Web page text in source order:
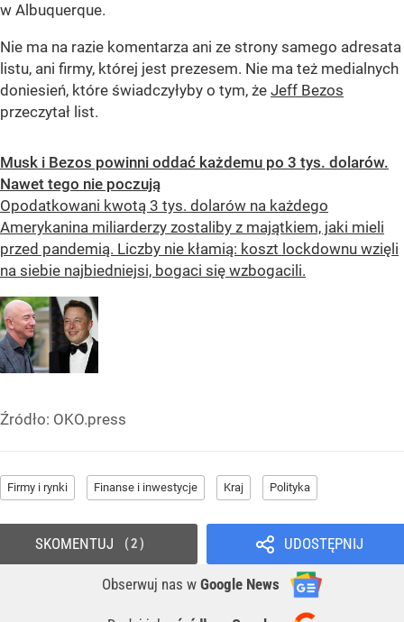
w Albuquerque.
Nie ma na razie komentarza ani ze strony samego adresata
listu, ani firmy, której jest prezesem. Nie ma też medialnych
doniesień, które świadczyłyby o tym, że Jeff Bezos
przeczytał list.
Musk i Bezos powinni oddać każdemu po 3 tys. dolarów.
Nawet tego nie poczują
Opodatkowani kwotą 3 tys. dolarów na każdego
Amerykanina miliarderzy zostaliby z majątkiem, jaki mieli
przed pandemią. Liczby nie kłamią: koszt lockdownu wzięli
na siebie najbiedniejsi, bogaci się wzbogacili.
Źródło: OKO.press
Firmy i rynki Finanse i inwestycje Kraj Polityka
UDOSTĘPNIJ
Obserwuj nas w Google News
SKOMENTUJ 2